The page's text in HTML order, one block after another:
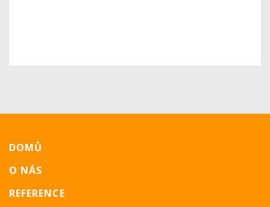
DOMŮ
O NÁS
REFERENCE